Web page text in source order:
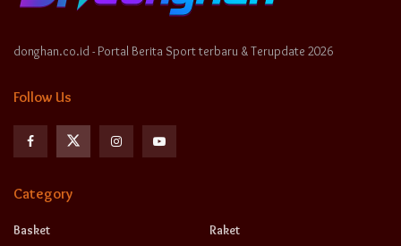
donghan.co.id - Portal Berita Sport terbaru & Terupdate 2026
Follow Us
Category
Basket
Raket